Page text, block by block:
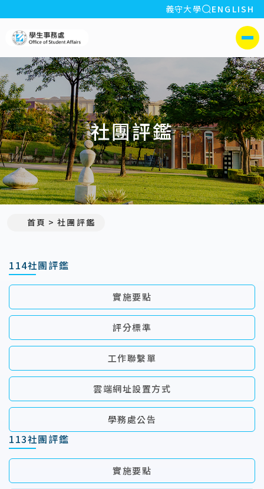
:::
義守大學 全站搜索
ENGLISH
側選單
社團評鑑
首頁 社團評鑑
114社團評鑑
實施要點
評分標準
工作聯繫單
雲端網址設置方式
學務處公告
113社團評鑑
實施要點